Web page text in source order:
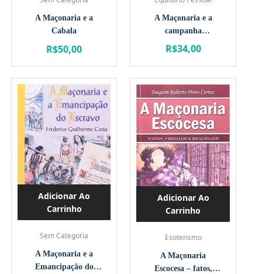
A Maçonaria e a
Cabala
R$50,00
A Maçonaria e a
campanha
abolicionistas no
R$34,00
Adicionar Ao
Carrinho
Sem Categoria
A Maçonaria e a
Emancipação do
Adicionar Ao
Carrinho
Esoterismo
A Maçonaria
Escocesa – fatos,